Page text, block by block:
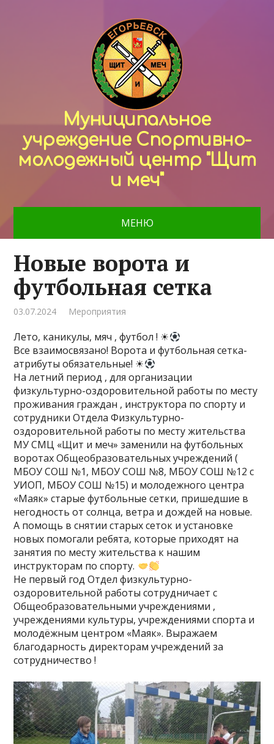
Муниципальное
учреждение Спортивно-
молодежный центр "Щит
и меч"
МЕНЮ
Новые ворота и
футбольная сетка
03.07.2024 Мероприятия
Лето, каникулы, мяч , футбол ! ☀
Все взаимосвязано! Ворота и футбольная сетка-
атрибуты обязательные! ☀
На летний период , для организации
физкультурно-оздоровительной работы по месту
проживания граждан , инструктора по спорту и
сотрудники Отдела Физкультурно-
оздоровительной работы по месту жительства
МУ СМЦ «Щит и меч» заменили на футбольных
воротах Общеобразовательных учреждений (
МБОУ СОШ №1, МБОУ СОШ №8, МБОУ СОШ №12 с
УИОП, МБОУ СОШ №15) и молодежного центра
«Маяк» старые футбольные сетки, пришедшие в
негодность от солнца, ветра и дождей на новые.
А помощь в снятии старых сеток и установке
новых помогали ребята, которые приходят на
занятия по месту жительства к нашим
инструкторам по спорту.
Не первый год Отдел физкультурно-
оздоровительной работы сотрудничает с
Общеобразовательными учреждениями ,
учреждениями культуры, учреждениями спорта и
молодёжным центром «Маяк». Выражаем
благодарность директорам учреждений за
сотрудничество !